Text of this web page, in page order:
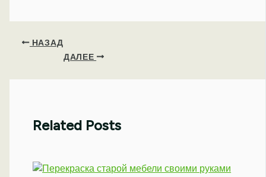
НАЗАД
ДАЛЕЕ
Related Posts